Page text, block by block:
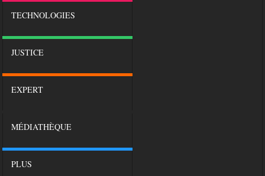
TECHNOLOGIES
JUSTICE
EXPERT
MÉDIATHÈQUE
PLUS